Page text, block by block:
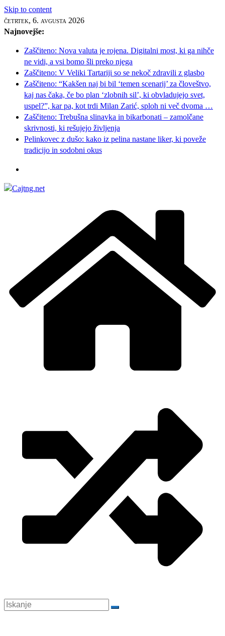
Skip to content
četrtek, 6. avgusta 2026
Najnovejše:
Zaščiteno: Nova valuta je rojena. Digitalni most, ki ga nihče
ne vidi, a vsi bomo šli preko njega
Zaščiteno: V Veliki Tartariji so se nekoč zdravili z glasbo
Zaščiteno: “Kakšen naj bi bil ‘temen scenarij’ za človeštvo,
kaj nas čaka, če bo plan ‘zlobnih sil’, ki obvladujejo svet,
uspel?”, kar pa, kot trdi Milan Zarić, sploh ni več dvoma …
Zaščiteno: Trebušna slinavka in bikarbonati – zamolčane
skrivnosti, ki rešujejo življenja
Pelinkovec z dušo: kako iz pelina nastane liker, ki poveže
tradicijo in sodobni okus